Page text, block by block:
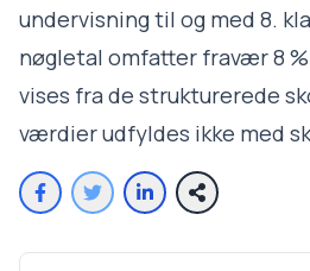
undervisning til og med 8.
nøgletal omfatter fravær 8
vises fra de strukturerede
værdier udfyldes ikke med